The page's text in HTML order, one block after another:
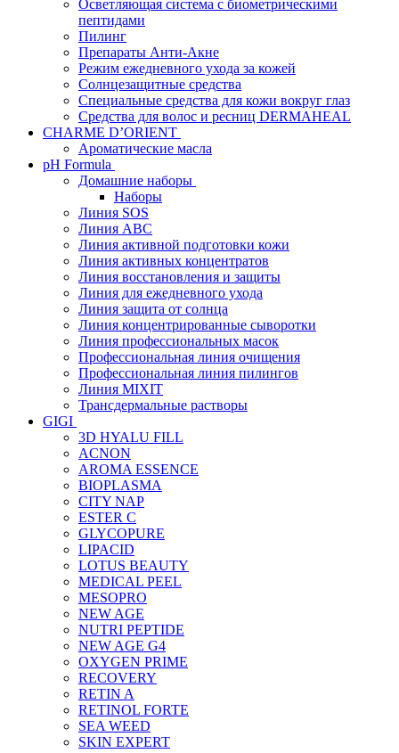
Осветляющая система с биометрическими
пептидами
Пилинг
Препараты Анти-Акне
Режим ежедневного ухода за кожей
Солнцезащитные средства
Специальные средства для кожи вокруг глаз
Средства для волос и ресниц DERMAHEAL
CHARME D’ORIENT
Ароматические масла
pH Formula
Домашние наборы
Наборы
Линия SOS
Линия АВС
Линия активной подготовки кожи
Линия активных концентратов
Линия восстановления и защиты
Линия для ежедневного ухода
Линия защита от солнца
Линия концентрированные сыворотки
Линия профессиональных масок
Профессиональная линия очищения
Профессиональная линия пилингов
Линия MIXIT
Трансдермальные растворы
GIGI
3D HYALU FILL
ACNON
AROMA ESSENCE
BIOPLASMA
CITY NAP
ESTER C
GLYCOPURE
LIPACID
LOTUS BEAUTY
MEDICAL PEEL
MESOPRO
NEW AGE
NUTRI PEPTIDE
NEW AGE G4
OXYGEN PRIME
RECOVERY
RETIN A
RETINOL FORTE
SEA WEED
SKIN EXPERT